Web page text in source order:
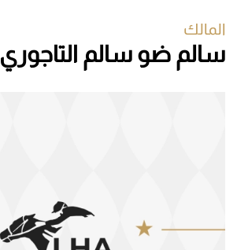
المالك
سالم ضو سالم التاجوري